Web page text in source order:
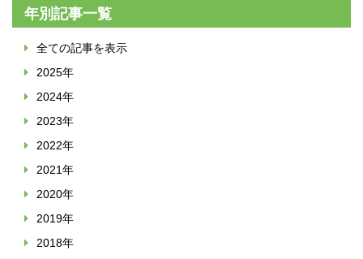
年別記事一覧
全ての記事を表示
2025年
2024年
2023年
2022年
2021年
2020年
2019年
2018年